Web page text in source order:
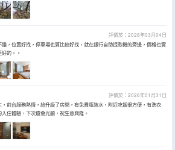
評價於：2026年03月04日
錯，位置好找，停車場也算比較好找，就在銀行自助提款機的旁邊，價格也實
的。。
評價於：2026年01月31日
，前台服務熱情，給升級了房間，有免費瓶裝水，附近吃飯很方便，有洗衣
入住體驗，下次還會光顧，祝生意興隆。